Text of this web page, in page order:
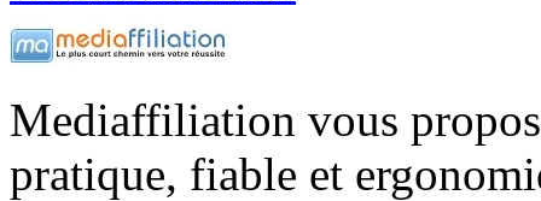
Mediaffiliation vous
pratique, fiable et